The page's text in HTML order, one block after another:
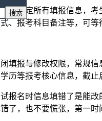
动锁定所有填报信息，
、报考科目备注等，可
填报与修改权限，常规
历等报考核心信息，截
报名时信息填错了是能
了，也不要慌张，第一